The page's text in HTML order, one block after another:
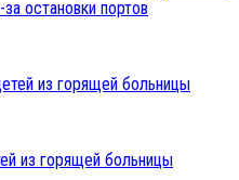
остановки портов
из горящей больницы